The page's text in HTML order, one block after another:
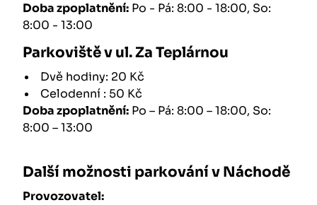
Doba zpoplatnění: Po - Pá: 8:00 - 18:00, So:
8:00 - 13:00
Parkoviště v ul. Za Teplárnou
Dvě hodiny: 20 Kč
Celodenní : 50 Kč
Doba zpoplatnění: Po – Pá: 8:00 – 18:00, So:
8:00 – 13:00
Další možnosti parkování v Náchodě
Provozovatel: